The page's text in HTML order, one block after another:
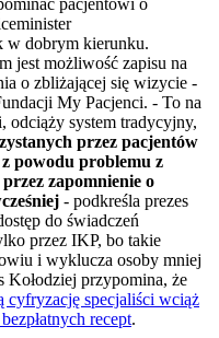
pacjentowi o
w dobrym kierunku.
jest możliwość zapisu na
o zbliżającej się wizycie -
My Pacjenci. - To na
odciąży system tradycyjny,
przez pacjentów
powodu problemu z
zapomnienie o
- podkreśla prezes
do świadczeń
przez IKP, bo takie
i wyklucza osoby mniej
Kołodziej przypomina, że
cyfryzację specjaliści wciąż
recept.